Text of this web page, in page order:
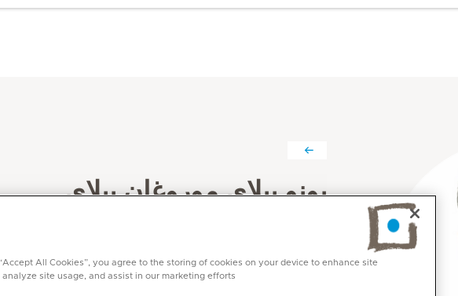
بونو بيلاي موروغان بيلاي
All Cookies”, you agree to the storing of cookies on your device to enhance site
analyze site usage, and assist in our marketing efforts.